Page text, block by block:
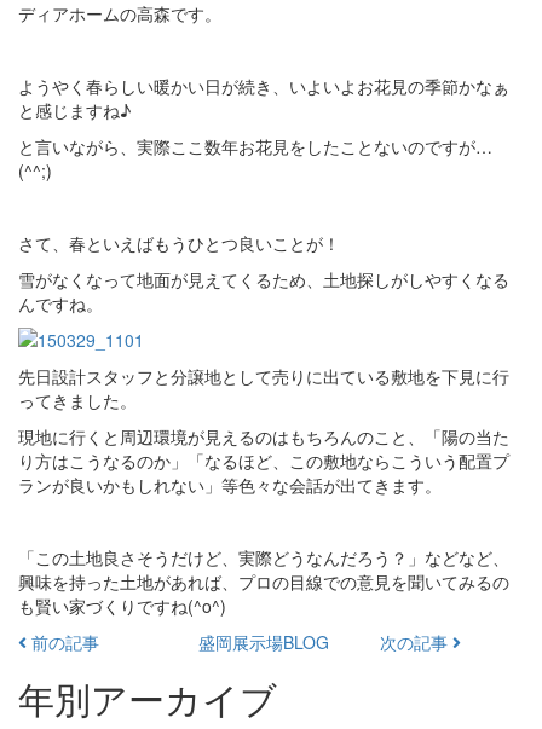
ディアホームの高森です。
ようやく春らしい暖かい日が続き、いよいよお花見の季節かなぁ
と感じますね♪
と言いながら、実際ここ数年お花見をしたことないのですが…
(^^;)
さて、春といえばもうひとつ良いことが！
雪がなくなって地面が見えてくるため、土地探しがしやすくなる
んですね。
先日設計スタッフと分譲地として売りに出ている敷地を下見に行
ってきました。
現地に行くと周辺環境が見えるのはもちろんのこと、「陽の当た
り方はこうなるのか」「なるほど、この敷地ならこういう配置プ
ランが良いかもしれない」等色々な会話が出てきます。
「この土地良さそうだけど、実際どうなんだろう？」などなど、
興味を持った土地があれば、プロの目線での意見を聞いてみるの
も賢い家づくりですね(^o^)
前の記事
盛岡展示場BLOG 次の記事
年別アーカイブ